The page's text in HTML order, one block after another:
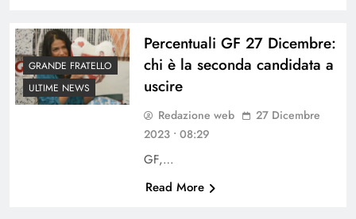
GRANDE FRATELLO
ULTIME NEWS
Percentuali GF 27 Dicembre:
chi è la seconda candidata a
uscire
Redazione web
27 Dicembre
2023 • 08:29
GF,…
Read More